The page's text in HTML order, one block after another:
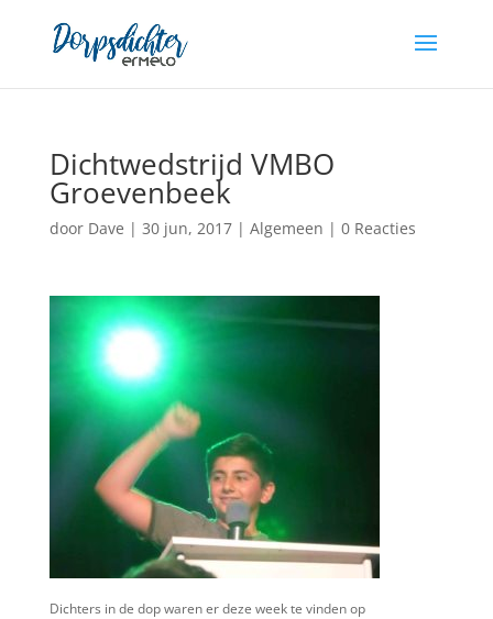
Dichtwedstrijd VMBO
Groevenbeek
door Dave | 30 jun, 2017| Algemeen | 0 Reacties
Dichters in de dop waren er deze week te vinden op